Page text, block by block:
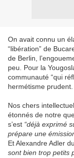
On avait connu un
“libération” de
de Berlin,
peu. Pour la
communauté “qui
hermétisme prudent.
Nos chers
étonnés de notre
s’est “déjà exprimé
prépare une
Et Alexandre Adler
sont bien trop petits